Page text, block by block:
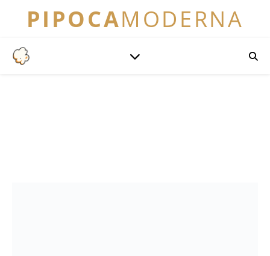
PIPOCAMODERNA